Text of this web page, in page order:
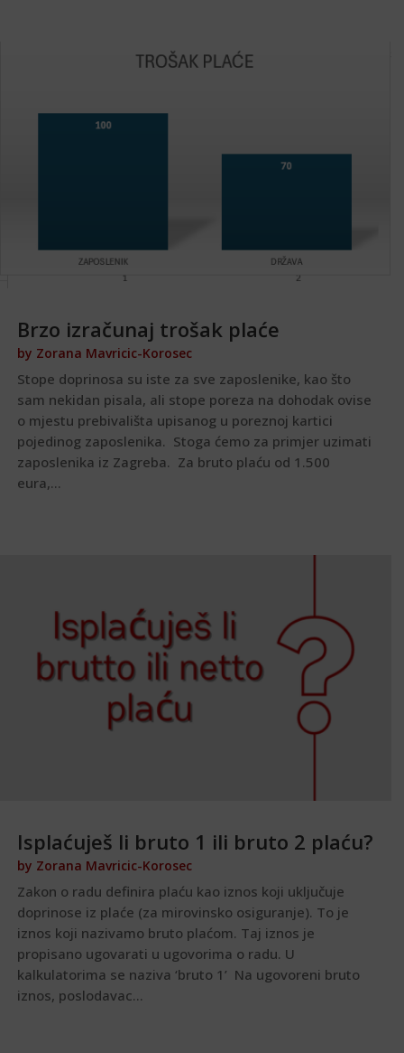
Brzo izračunaj trošak plaće
by Zorana Mavricic-Korosec
Stope doprinosa su iste za sve zaposlenike, kao što
sam nekidan pisala, ali stope poreza na dohodak ovise
o mjestu prebivališta upisanog u poreznoj kartici
pojedinog zaposlenika. Stoga ćemo za primjer uzimati
zaposlenika iz Zagreba. Za bruto plaću od 1.500
eura,...
Isplaćuješ li bruto 1 ili bruto 2 plaću?
by Zorana Mavricic-Korosec
Zakon o radu definira plaću kao iznos koji uključuje
doprinose iz plaće (za mirovinsko osiguranje). To je
iznos koji nazivamo bruto plaćom. Taj iznos je
propisano ugovarati u ugovorima o radu. U
kalkulatorima se naziva ‘bruto 1’ Na ugovoreni bruto
iznos, poslodavac...